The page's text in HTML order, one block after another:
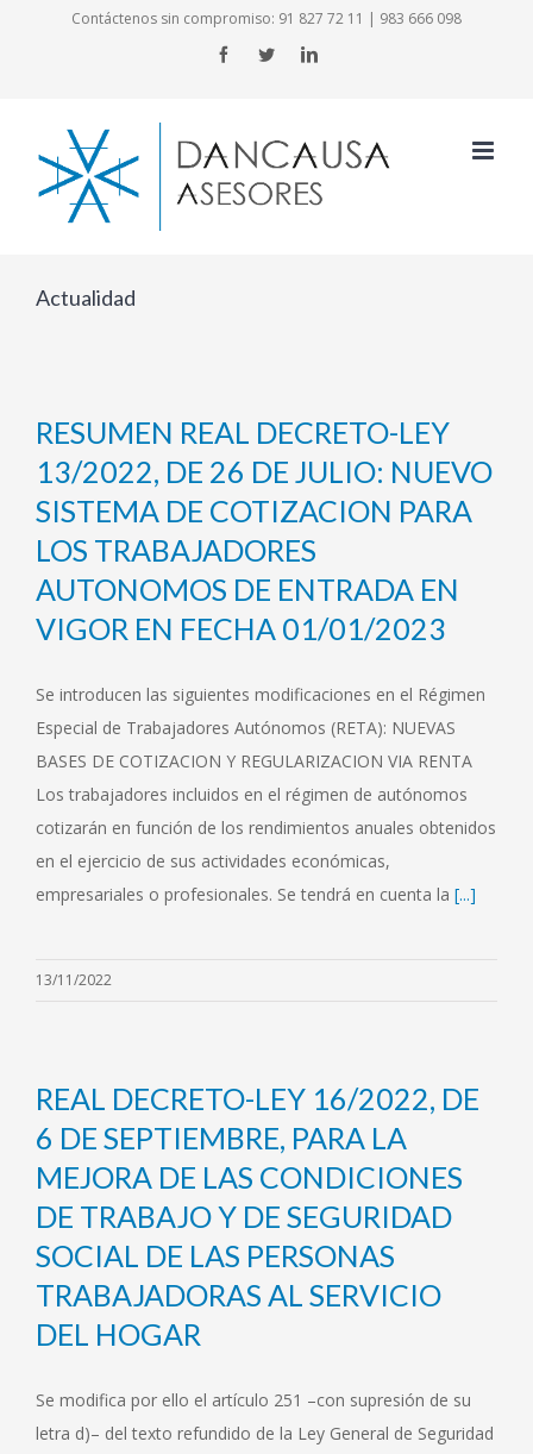
Contáctenos sin compromiso: 91 827 72 11 | 983 666 098
FacebookTwitterLinkedIn
Actualidad
RESUMEN REAL DECRETO-LEY
13/2022, DE 26 DE JULIO: NUEVO
SISTEMA DE COTIZACION PARA
LOS TRABAJADORES
AUTONOMOS DE ENTRADA EN
VIGOR EN FECHA 01/01/2023
Se introducen las siguientes modificaciones en el Régimen
Especial de Trabajadores Autónomos (RETA): NUEVAS
BASES DE COTIZACION Y REGULARIZACION VIA RENTA
Los trabajadores incluidos en el régimen de autónomos
cotizarán en función de los rendimientos anuales obtenidos
en el ejercicio de sus actividades económicas,
empresariales o profesionales. Se tendrá en cuenta la [...]
13/11/2022
REAL DECRETO-LEY 16/2022, DE
6 DE SEPTIEMBRE, PARA LA
MEJORA DE LAS CONDICIONES
DE TRABAJO Y DE SEGURIDAD
SOCIAL DE LAS PERSONAS
TRABAJADORAS AL SERVICIO
DEL HOGAR
Se modifica por ello el artículo 251 –con supresión de su
letra d)– del texto refundido de la Ley General de Seguridad